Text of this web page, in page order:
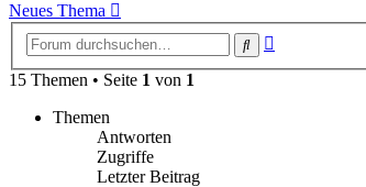
Neues Thema
Suche
15 Themen • Seite 1 von 1
Themen
Antworten
Zugriffe
Letzter Beitrag